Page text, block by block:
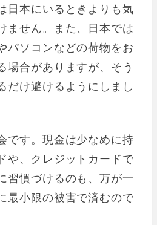
日本にいるときよりも気
ません。また、日本では
パソコンなどの荷物をお
場合がありますが、そう
だけ避けるようにしまし
です。現金は少なめに持
や、クレジットカードで
習慣づけるのも、万が一
最小限の被害で済むので